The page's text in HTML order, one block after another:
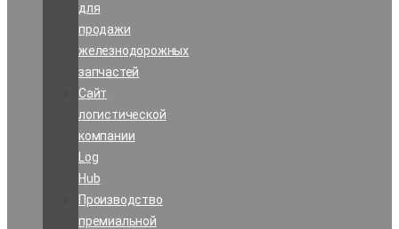
для
продажи
железнодорожных
запчастей
Сайт
логистической
компании
Log
Hub
Производство
премиальной